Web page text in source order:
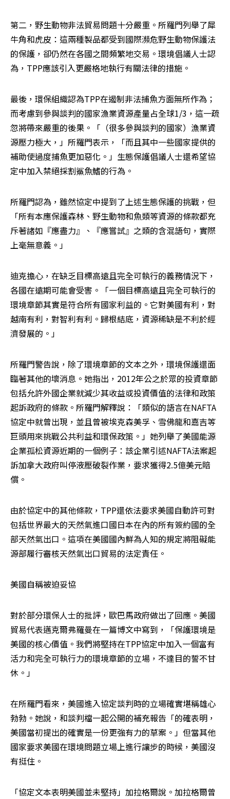
第二，野生動物非法貿易問題十分嚴重。所羅門列舉了犀
牛角和虎皮：這兩種製品都受到國際瀕危野生動物保護法
的保護，卻仍然在各國之間頻繁地交易。環境倡議人士認
為，TPP應該引入更嚴格地執行有關法律的措施。
最後，環保組織認為TPP在遏制非法捕魚方面無所作為；
而考慮到參與談判的國家漁業資源產量占全球1/3，這一疏
忽將帶來嚴重的後果。「（很多參與談判的國家）漁業資
源壓力極大，」所羅門表示，「而且其中一些國家提供的
補助使過度捕魚更加惡化。」生態保護倡議人士還希望協
定中加入禁絕採割鯊魚鰭的行為。
所羅門認為，雖然協定中提到了上述生態保護的挑戰，但
「所有本應保護森林、野生動物和魚類等資源的條款都充
斥著諸如『應盡力』、『應嘗試』之類的含混語句，實際
上毫無意義。」
迪克擔心，在缺乏目標高遠且完全可執行的義務情況下，
各國在遠期可能會受害。「一個目標高遠且完全可執行的
環境章節其實是符合所有國家利益的。它對美國有利，對
越南有利，對智利有利。歸根結底，資源稀缺是不利於經
濟發展的。」
所羅門警告說，除了環境章節的文本之外，環境保護還面
臨著其他的壞消息。她指出，2012年公之於眾的投資章節
包括允許外國企業就減少其收益或投資價值的法律和政策
起訴政府的條款。所羅門解釋說：「類似的語言在NAFTA
協定中就曾出現，並且曾被埃克森美孚、雪佛龍和嘉吉等
巨頭用來挑戰公共利益和環保政策。」她列舉了美國能源
企業孤松資源近期的一個例子：該企業引述NAFTA法案起
訴加拿大政府叫停液壓破裂作業，要求獲得2.5億美元賠
償。
由於協定中的其他條款，TPP還依法要求美國自動許可對
包括世界最大的天然氣進口國日本在內的所有簽約國的全
部天然氣出口。這項在美國國內鮮為人知的規定將阻礙能
源部履行審核天然氣出口貿易的法定責任。
美國自稱被迫妥協
對於部分環保人士的批評，歐巴馬政府做出了回應。美國
貿易代表邁克爾弗羅曼在一篇博文中寫到，「保護環境是
美國的核心價值。我們將堅持在TPP協定中加入一個富有
活力和完全可執行力的環境章節的立場，不達目的誓不甘
休。」
在所羅門看來，美國進入協定談判時的立場確實堪稱雄心
勃勃。她說，和談判檔一起公開的補充報告「的確表明，
美國當初提出的確實是一份更強有力的草案。」但當其他
國家要求美國在環境問題立場上進行讓步的時候，美國沒
有挺住。
「協定文本表明美國並未堅持」加拉格爾說。加拉格爾曾